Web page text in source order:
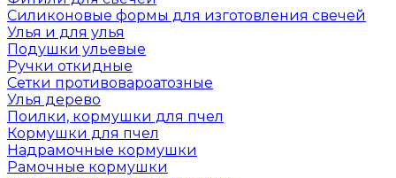
Силиконовые формы для изготовления свечей
Улья и для улья
Подушки ульевые
Ручки откидные
Сетки противовароатозные
Улья дерево
Поилки, кормушки для пчел
Кормушки для пчел
Надрамочные кормушки
Рамочные кормушки